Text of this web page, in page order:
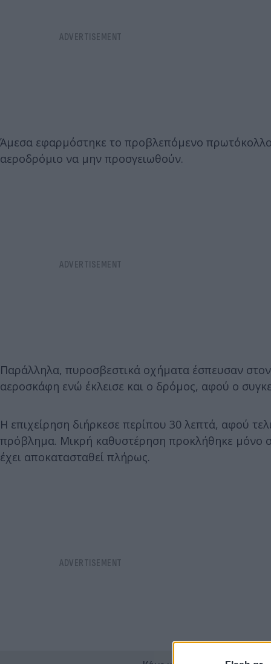
Άμεσα εφαρμόστηκε το προβλεπόμενο
αεροδρόμιο να μην προσγειωθούν.
Παράλληλα, πυροσβεστικά οχήματα έσπευσαν
αεροσκάφη ενώ έκλεισε και ο δρόμος, αφού ο
Η επιχείρηση διήρκεσε περίπου 30 λεπτά, αφού
πρόβλημα. Μικρή καθυστέρηση προκλήθηκε μόνο
έχει αποκατασταθεί πλήρως.